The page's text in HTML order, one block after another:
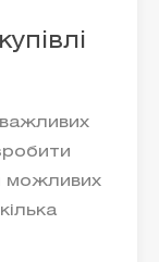
важливих
можливих